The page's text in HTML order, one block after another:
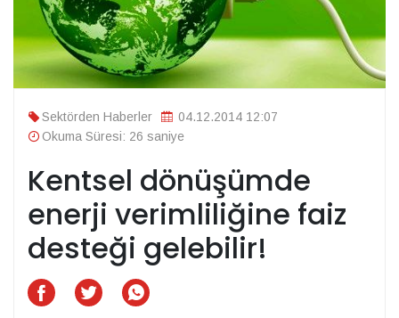
Sektörden Haberler
04.12.2014 12:07
Okuma Süresi: 26 saniye
Kentsel dönüşümde
enerji verimliliğine faiz
desteği gelebilir!